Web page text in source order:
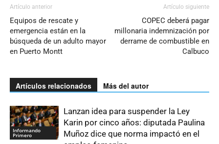
Artículo anterior
Equipos de rescate y
emergencia están en la
búsqueda de un adulto mayor
en Puerto Montt
Artículo siguiente
COPEC deberá pagar
millonaria indemnización por
derrame de combustible en
Calbuco
Artículos relacionados Más del autor
Informando
Primero
Lanzan idea para suspender la Ley
Karin por cinco años: diputada Paulina
Muñoz dice que norma impactó en el